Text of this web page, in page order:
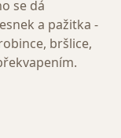
se dá
a pažitka -
bršlice,